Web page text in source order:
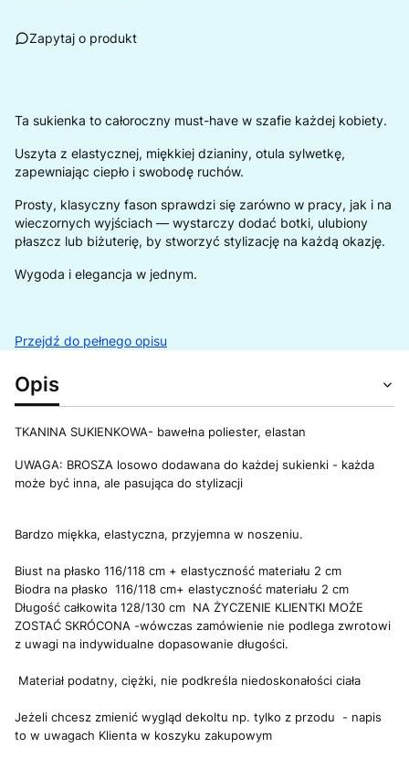
Zapytaj o produkt
Ta sukienka to całoroczny must-have w szafie każdej kobiety.
Uszyta z elastycznej, miękkiej dzianiny, otula sylwetkę,
zapewniając ciepło i swobodę ruchów.
Prosty, klasyczny fason sprawdzi się zarówno w pracy, jak i na
wieczornych wyjściach — wystarczy dodać botki, ulubiony
płaszcz lub biżuterię, by stworzyć stylizację na każdą okazję.
Wygoda i elegancja w jednym.
Przejdź do pełnego opisu
Opis
TKANINA SUKIENKOWA- bawełna poliester, elastan
UWAGA: BROSZA losowo dodawana do każdej sukienki - każda
może być inna, ale pasująca do stylizacji
Bardzo miękka, elastyczna, przyjemna w noszeniu.
Biust na płasko 116/118 cm + elastyczność materiału 2 cm
Biodra na płasko 116/118 cm+ elastyczność materiału 2 cm
Długość całkowita 128/130 cm NA ŻYCZENIE KLIENTKI MOŻE
ZOSTAĆ SKRÓCONA -wówczas zamówienie nie podlega zwrotowi
z uwagi na indywidualne dopasowanie długości.
Materiał podatny, ciężki, nie podkreśla niedoskonałości ciała
Jeżeli chcesz zmienić wygląd dekoltu np. tylko z przodu - napis
to w uwagach Klienta w koszyku zakupowym